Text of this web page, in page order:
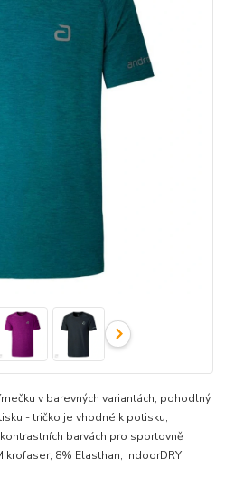
v barevných variantách; pohodlný
- tričko je vhodné k potisku;
barvách pro sportovně
8% Elasthan, indoorDRY